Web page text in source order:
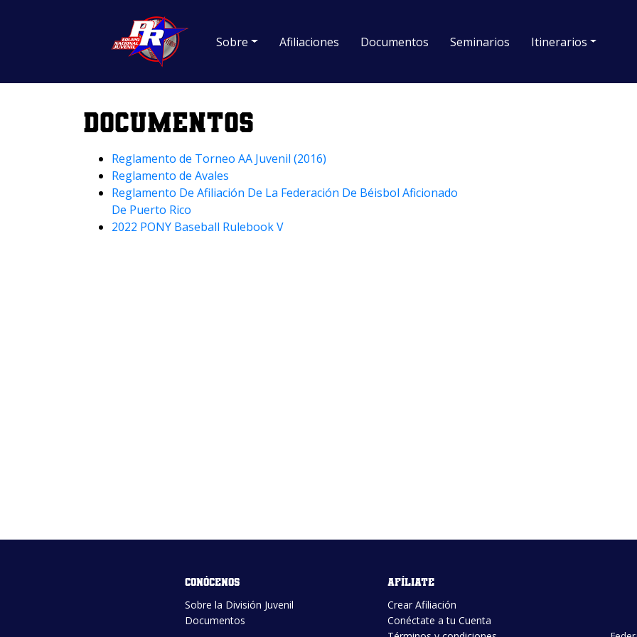
Sobre Afiliaciones Documentos Seminarios Itinerarios
Documentos
Reglamento de Torneo AA Juvenil (2016)
Reglamento de Avales
Reglamento De Afiliación De La Federación De Béisbol Aficionado
De Puerto Rico
2022 PONY Baseball Rulebook V
Conócenos
Sobre la División Juvenil
Documentos
Afíliate
Crear Afiliación
Conéctate a tu Cuenta